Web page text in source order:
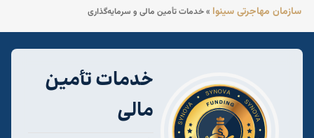
سازمان مهاجرتی سینوا »خدمات تأمین مالی و سرمایه‌گذاری
خدمات تأمین
مالی